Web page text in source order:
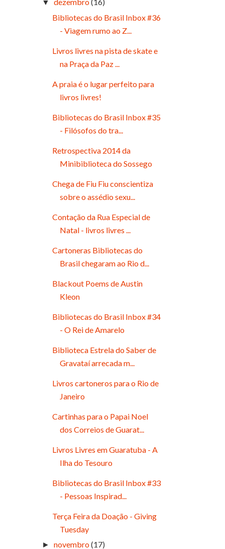
▼
Bibliotecas do Brasil Inbox #36
- Viagem rumo ao Z...
Livros livres na pista de skate e
na Praça da Paz ...
A praia é o lugar perfeito para
livros livres!
Bibliotecas do Brasil Inbox #35
- Filósofos do tra...
Retrospectiva 2014 da
Minibiblioteca do Sossego
Chega de Fiu Fiu conscientiza
sobre o assédio sexu...
Contação da Rua Especial de
Natal - livros livres ...
Cartoneras Bibliotecas do
Brasil chegaram ao Rio d...
Blackout Poems de Austin
Kleon
Bibliotecas do Brasil Inbox #34
- O Rei de Amarelo
Biblioteca Estrela do Saber de
Gravataí arrecada m...
Livros cartoneros para o Rio de
Janeiro
Cartinhas para o Papai Noel
dos Correios de Guarat...
Livros Livres em Guaratuba - A
Ilha do Tesouro
Bibliotecas do Brasil Inbox #33
- Pessoas Inspirad...
Terça Feira da Doação - Giving
Tuesday
►novembro(17)